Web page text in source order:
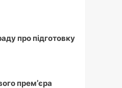
про підготовку
прем’єра